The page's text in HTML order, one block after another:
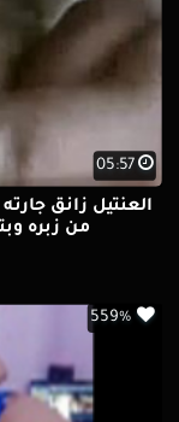
05:57
العنتيل زانق
من زبره
559%